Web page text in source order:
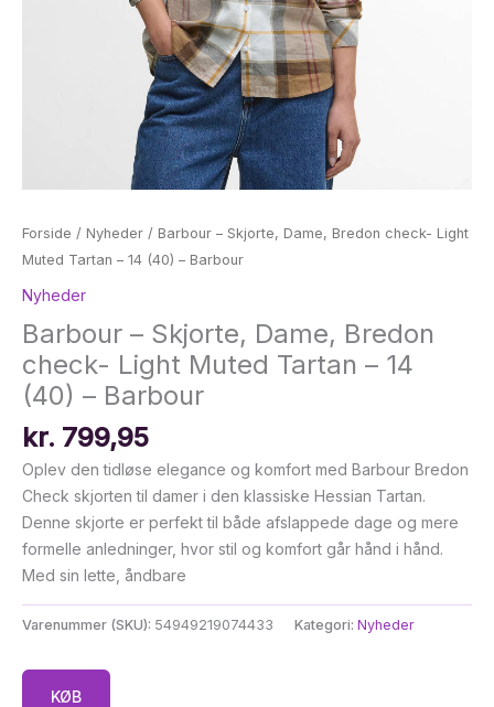
Forside / Nyheder / Barbour – Skjorte, Dame, Bredon check- Light
Muted Tartan – 14 (40) – Barbour
Nyheder
Barbour – Skjorte, Dame, Bredon
check- Light Muted Tartan – 14
(40) – Barbour
kr. 799,95
Oplev den tidløse elegance og komfort med Barbour Bredon
Check skjorten til damer i den klassiske Hessian Tartan.
Denne skjorte er perfekt til både afslappede dage og mere
formelle anledninger, hvor stil og komfort går hånd i hånd.
Med sin lette, åndbare
Varenummer (SKU): 54949219074433 Kategori: Nyheder
KØB